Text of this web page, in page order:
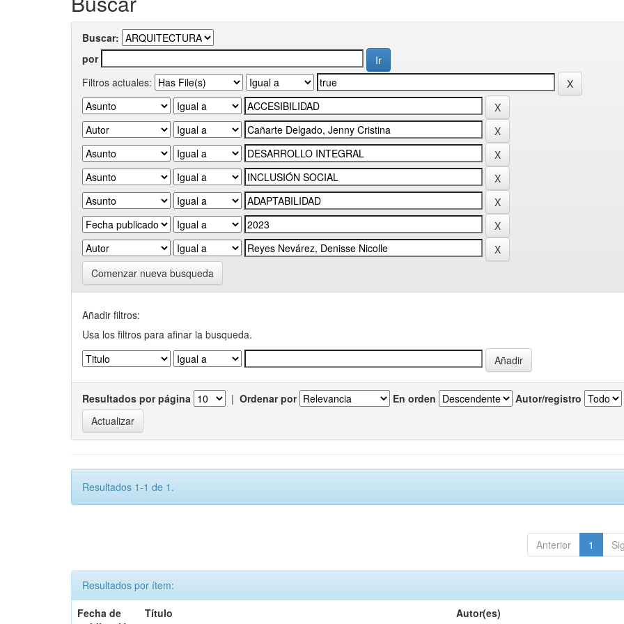
Buscar:
por
Filtros actuales:
Comenzar nueva busqueda
Añadir filtros:
Usa los filtros para afinar la busqueda.
Resultados por página | Ordenar por En orden Autor/registro
Resultados 1-1 de 1.
Anterior 1
Resultados por ítem:
Fecha de
Título Autor(es)